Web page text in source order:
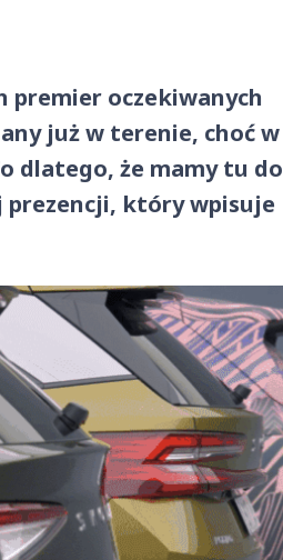
premier oczekiwanych
już w terenie, choć w
dlatego, że mamy tu do
prezencji, który wpisuje